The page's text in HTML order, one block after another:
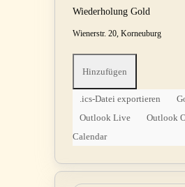
Wiederholung Gold
Wienerstr. 20, Korneuburg
Hinzufügen
.ics-Datei exportieren
Outlook Live
Outlook
Calendar